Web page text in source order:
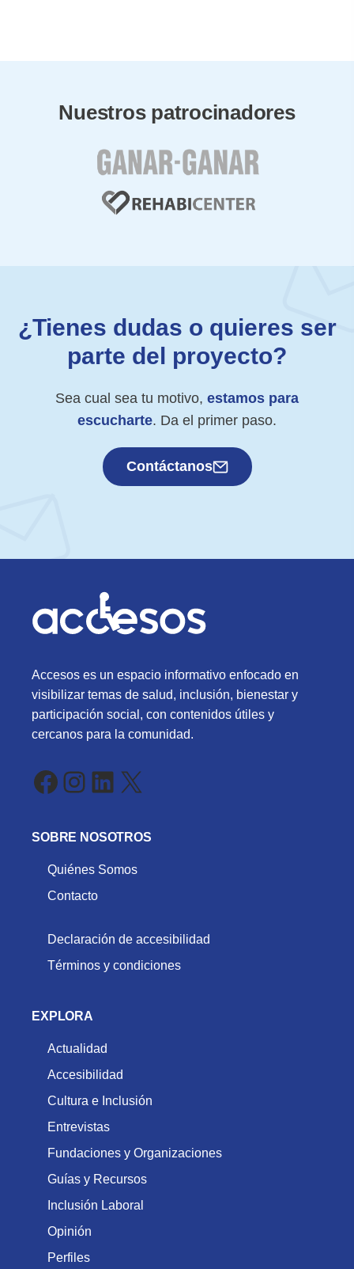
Nuestros patrocinadores
¿Tienes dudas o quieres ser
parte del proyecto?
Sea cual sea tu motivo, estamos para
escucharte. Da el primer paso.
Contáctanos
Accesos es un espacio informativo enfocado en
visibilizar temas de salud, inclusión, bienestar y
participación social, con contenidos útiles y
cercanos para la comunidad.
Facebook
Instagram
LinkedIn
X
SOBRE NOSOTROS
Quiénes Somos
Contacto
Declaración de accesibilidad
Términos y condiciones
EXPLORA
Actualidad
Accesibilidad
Cultura e Inclusión
Entrevistas
Fundaciones y Organizaciones
Guías y Recursos
Inclusión Laboral
Opinión
Perfiles